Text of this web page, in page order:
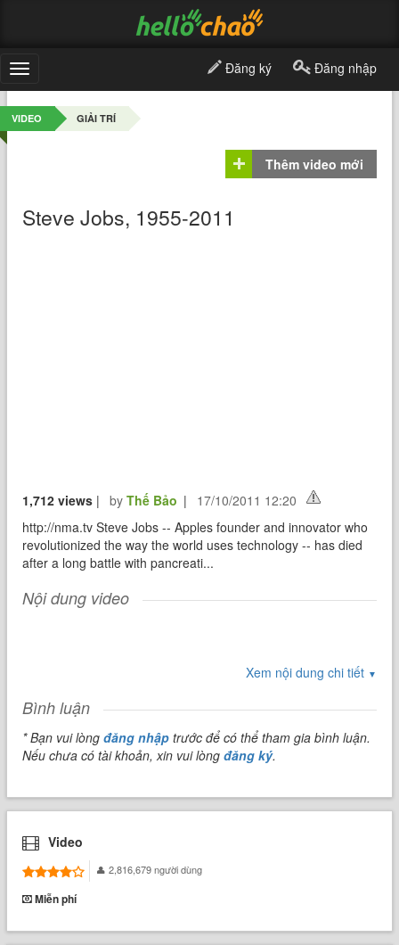
Toggle
navigation
Đăng ký Đăng nhập
VIDEO GIẢI TRÍ
Thêm video mới
Steve Jobs, 1955-2011
1,712 views | byThế Bảo |
17/10/2011 12:20
http://nma.tv Steve Jobs -- Apples founder and innovator who
revolutionized the way the world uses technology -- has died
after a long battle with pancreati...
Nội dung video
Xem nội dung chi tiết ▼
Bình luận
* Bạn vui lòngđăng nhập trước để có thể tham gia bình luận.
Nếu chưa có tài khoản, xin vui lòngđăng ký.
Video
2,816,679 người dùng
Miễn phí